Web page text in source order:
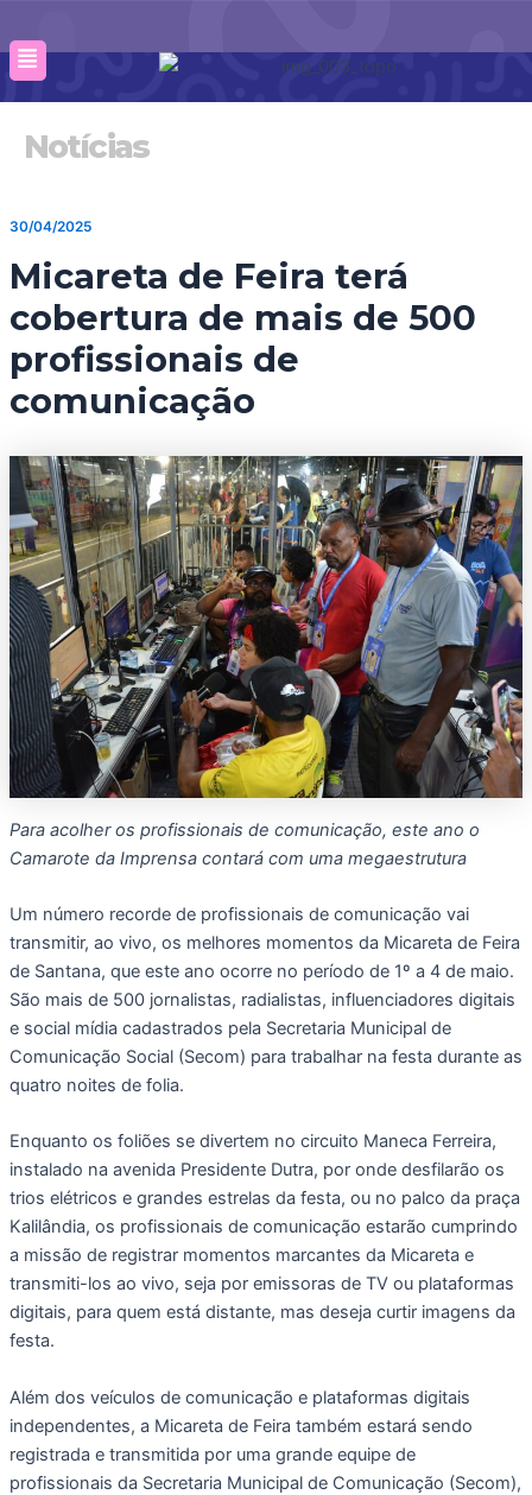
para
conteúdo
Notícias
30/04/2025
Micareta de Feira terá
cobertura de mais de 500
profissionais de
comunicação
Para acolher os profissionais de comunicação, este ano o
Camarote da Imprensa contará com uma megaestrutura
Um número recorde de profissionais de comunicação vai
transmitir, ao vivo, os melhores momentos da Micareta de Feira
de Santana, que este ano ocorre no período de 1º a 4 de maio.
São mais de 500 jornalistas, radialistas, influenciadores digitais
e social mídia cadastrados pela Secretaria Municipal de
Comunicação Social (Secom) para trabalhar na festa durante as
quatro noites de folia.
Enquanto os foliões se divertem no circuito Maneca Ferreira,
instalado na avenida Presidente Dutra, por onde desfilarão os
trios elétricos e grandes estrelas da festa, ou no palco da praça
Kalilândia, os profissionais de comunicação estarão cumprindo
a missão de registrar momentos marcantes da Micareta e
transmiti-los ao vivo, seja por emissoras de TV ou plataformas
digitais, para quem está distante, mas deseja curtir imagens da
festa.
Além dos veículos de comunicação e plataformas digitais
independentes, a Micareta de Feira também estará sendo
registrada e transmitida por uma grande equipe de
profissionais da Secretaria Municipal de Comunicação (Secom),